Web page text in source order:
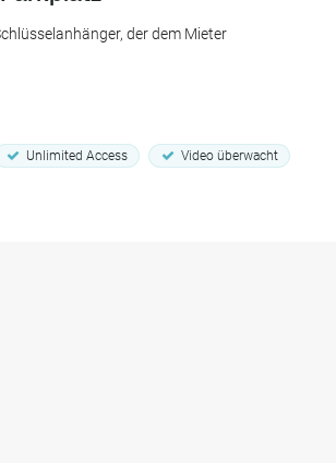
der dem Mieter
Unlimited Access
Video überwacht